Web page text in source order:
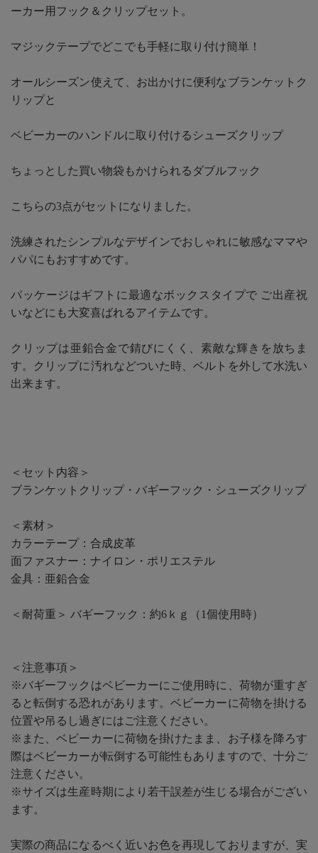
ーカー用フック＆クリップセット。
マジックテープでどこでも手軽に取り付け簡単！
オールシーズン使えて、お出かけに便利なブランケットク
リップと
ベビーカーのハンドルに取り付けるシューズクリップ
ちょっとした買い物袋もかけられるダブルフック
こちらの3点がセットになりました。
洗練されたシンプルなデザインでおしゃれに敏感なママや
パパにもおすすめです。
パッケージはギフトに最適なボックスタイプで ご出産祝
いなどにも大変喜ばれるアイテムです。
クリップは亜鉛合金で錆びにくく、素敵な輝きを放ちま
す。クリップに汚れなどついた時、ベルトを外して水洗い
出来ます。
＜セット内容＞
ブランケットクリップ・バギーフック・シューズクリップ
＜素材＞
カラーテープ：合成皮革
面ファスナー：ナイロン・ポリエステル
金具：亜鉛合金
＜耐荷重＞ バギーフック：約6ｋｇ（1個使用時）
＜注意事項＞
※バギーフックはベビーカーにご使用時に、荷物が重すぎ
ると転倒する恐れがあります。ベビーカーに荷物を掛ける
位置や吊るし過ぎにはご注意ください。
※また、ベビーカーに荷物を掛けたまま、お子様を降ろす
際はベビーカーが転倒する可能性もありますので、十分ご
注意ください。
※サイズは生産時期により若干誤差が生じる場合がござい
ます。
実際の商品になるべく近いお色を再現しておりますが、実